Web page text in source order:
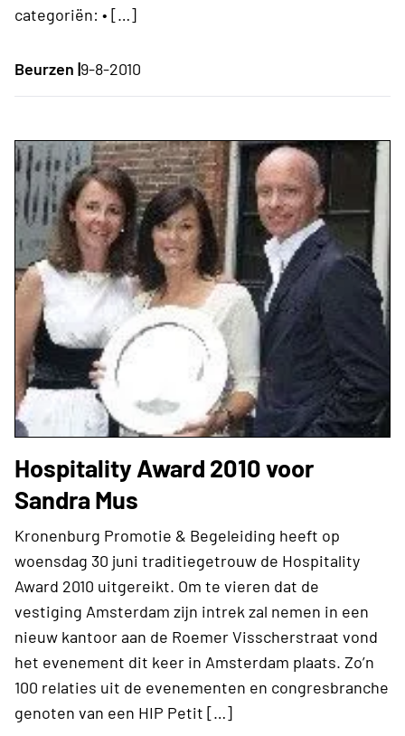
categoriën: • […]
Beurzen |9-8-2010
Hospitality Award 2010 voor
Sandra Mus
Kronenburg Promotie & Begeleiding heeft op
woensdag 30 juni traditiegetrouw de Hospitality
Award 2010 uitgereikt. Om te vieren dat de
vestiging Amsterdam zijn intrek zal nemen in een
nieuw kantoor aan de Roemer Visscherstraat vond
het evenement dit keer in Amsterdam plaats. Zo’n
100 relaties uit de evenementen en congresbranche
genoten van een HIP Petit […]